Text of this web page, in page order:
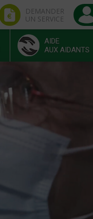
DEMANDER
UN SERVICE
AIDE
AUX AIDANTS